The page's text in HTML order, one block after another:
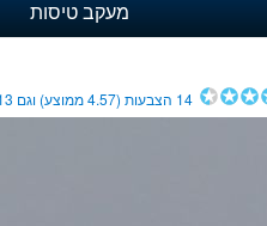
מעקב טיסות
14 הצבעות (4.57ממוצע) וגם